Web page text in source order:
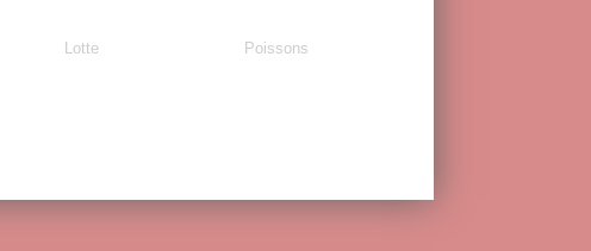
Lotte Poissons